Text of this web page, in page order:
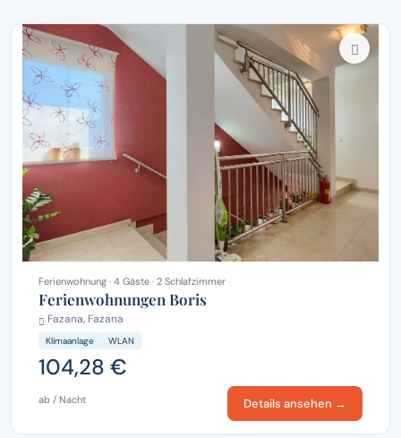
Ferienwohnung · 4 Gäste · 2 Schlafzimmer
Ferienwohnungen Boris
Fazana, Fazana
Klimaanlage WLAN
104,28 €
ab / Nacht Details ansehen →